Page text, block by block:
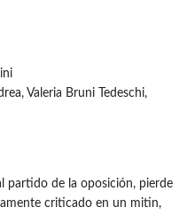
Valeria Bruni Tedeschi,
partido de la oposición, pierde
criticado en un mitin,